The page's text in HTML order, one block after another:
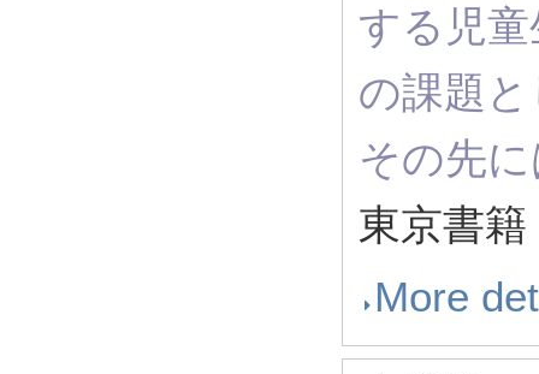
する児
の課題
その先
東京書籍
More